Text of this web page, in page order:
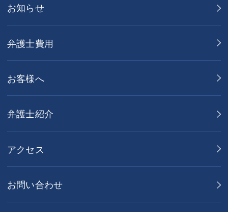
お知らせ
弁護士費用
お客様へ
弁護士紹介
アクセス
お問い合わせ